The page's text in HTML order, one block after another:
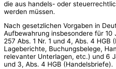
die aus handels- oder
werden müssen.
Nach gesetzlichen Vorgaben in
Aufbewahrung insbesondere für 10
257 Abs. 1 Nr. 1 und 4, Abs. 4 HGB
Lageberichte, Buchungsbelege,
relevanter Unterlagen, etc.) und 6
und 3, Abs. 4 HGB (Handelsbriefe).